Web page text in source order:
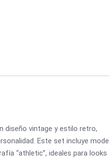
diseño vintage y estilo retro,
Este set incluye
“athletic”, ideales para looks